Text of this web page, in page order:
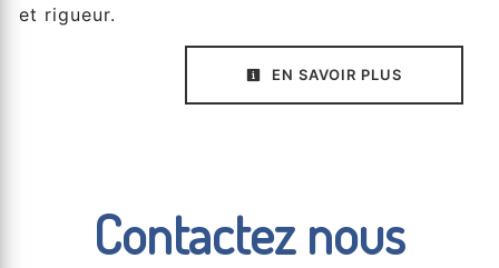
et rigueur.
EN SAVOIR PLUS
Contactez nous